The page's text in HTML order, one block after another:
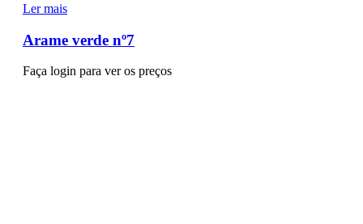
Ler mais
Arame verde nº7
Faça login para ver os preços